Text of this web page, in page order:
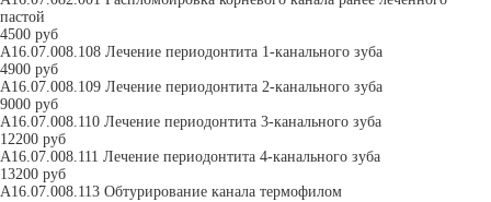
пастой
4500 руб
А16.07.008.108 Лечение периодонтита 1-канального зуба
4900 руб
А16.07.008.109 Лечение периодонтита 2-канального зуба
9000 руб
А16.07.008.110 Лечение периодонтита 3-канального зуба
12200 руб
А16.07.008.111 Лечение периодонтита 4-канального зуба
13200 руб
А16.07.008.113 Обтурирование канала термофилом